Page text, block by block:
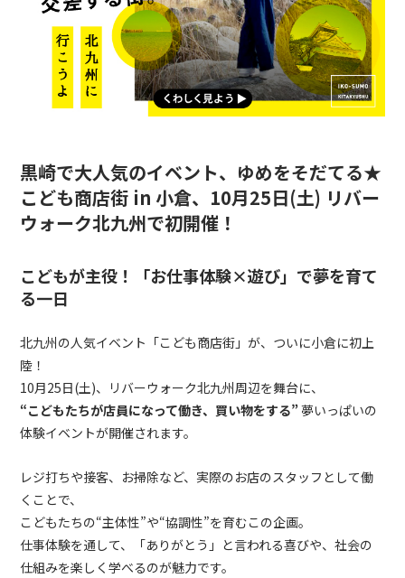
黒崎で大人気のイベント、ゆめをそだてる★
こども商店街 in 小倉、 10月25日(土) リバー
ウォーク北九州で初開催！
こどもが主役！「お仕事体験×遊び」で夢を育て
る一日
北九州の人気イベント「こども商店街」が、ついに小倉に初上
陸！
10月25日(土)、リバーウォーク北九州周辺を舞台に、
“こどもたちが店員になって働き、買い物をする”夢いっぱいの
体験イベントが開催されます。
レジ打ちや接客、お掃除など、実際のお店のスタッフとして働
くことで、
こどもたちの“主体性”や“協調性”を育むこの企画。
仕事体験を通して、「ありがとう」と言われる喜びや、社会の
仕組みを楽しく学べるのが魅力です。